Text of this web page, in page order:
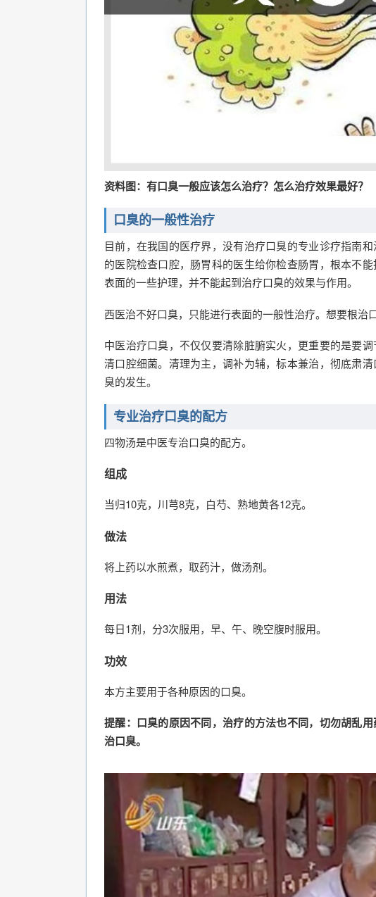
资料图：有口臭一般应该怎么治疗？怎么治疗效果最好？
口臭的一般性治疗
目前，在我国的医疗界，没有治疗口臭的专业诊疗指南
的医院检查口腔，肠胃科的医生给你检查肠胃，根本不
表面的一些护理，并不能起到治疗口臭的效果与作用。
西医治不好口臭，只能进行表面的一般性治疗。想要根治
中医治疗口臭，不仅仅要清除脏腑实火，更重要的是要
清口腔细菌。清理为主，调补为辅，标本兼治，彻底肃
臭的发生。
专业治疗口臭的配方
四物汤是中医专治口臭的配方。
组成
当归10克，川芎8克，白芍、熟地黄各12克。
做法
将上药以水煎煮，取药汁，做汤剂。
用法
每日1剂，分3次服用，早、午、晚空腹时服用。
功效
本方主要用于各种原因的口臭。
提醒：口臭的原因不同，治疗的方法也不同，切勿胡乱
治口臭。